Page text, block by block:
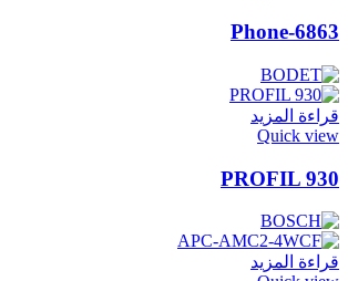
6863-Phone
قراءة المزيد
Quick view
PROFIL 930
قراءة المزيد